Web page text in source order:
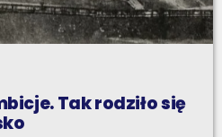
Tak rodziło się